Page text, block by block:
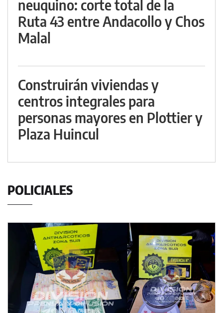
neuquino: corte total de la
Ruta 43 entre Andacollo y Chos
Malal
Construirán viviendas y
centros integrales para
personas mayores en Plottier y
Plaza Huincul
POLICIALES